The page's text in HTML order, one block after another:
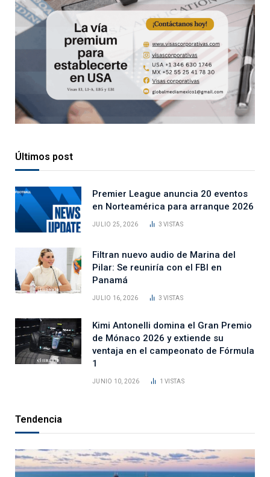
Últimos post
Premier League anuncia 20 eventos
en Norteamérica para arranque 2026
JULIO 25, 2026 3VISTAS
Filtran nuevo audio de Marina del
Pilar: Se reuniría con el FBI en
Panamá
JULIO 16, 2026 3VISTAS
Kimi Antonelli domina el Gran Premio
de Mónaco 2026 y extiende su
ventaja en el campeonato de Fórmula
1
JUNIO 10, 2026 1VISTAS
Tendencia